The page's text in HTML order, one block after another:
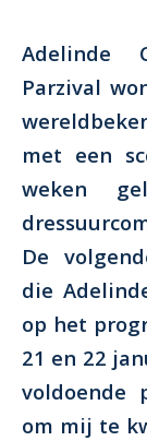
Adelinde
Parzival
met een
weken
De
die
op het
21 en 22
voldoende
om mij te